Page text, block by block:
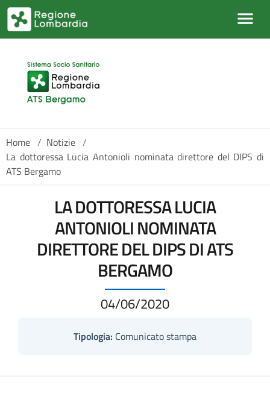
Salta al contenuto principale
Home / Notizie /
La dottoressa Lucia Antonioli nominata direttore del DIPS di
ATS Bergamo
LA DOTTORESSA LUCIA
ANTONIOLI NOMINATA
DIRETTORE DEL DIPS DI ATS
BERGAMO
04/06/2020
Tipologia: Comunicato stampa